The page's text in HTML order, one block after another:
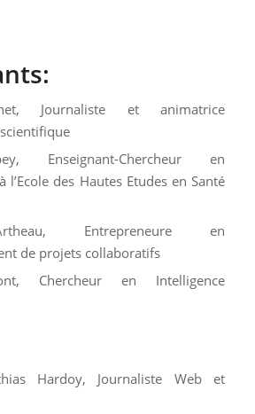
Journaliste et animatrice
Enseignant-Chercheur en
l’Ecole des Hautes Etudes en Santé
Entrepreneure en
de projets collaboratifs
Chercheur en Intelligence
Hardoy, Journaliste Web et